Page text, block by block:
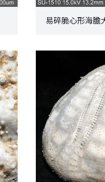
易碎脆心形海膽